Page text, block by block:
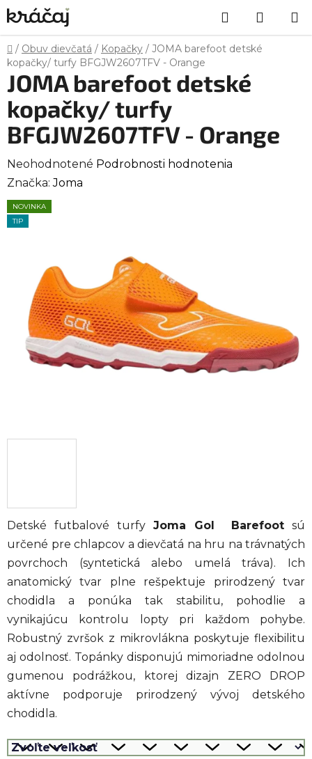
Prejsť
na
obsah
Hľadať
KOŠÍK
Domov
/ Obuv dievčatá / Kopačky / JOMA barefoot detské
kopačky/ turfy BFGJW2607TFV - Orange
Detské futbalové turfy Joma Gol Barefoot sú
určené pre chlapcov a dievčatá na hru na trávnatých
povrchoch (syntetická alebo umelá tráva). Ich
anatomický tvar plne rešpektuje prirodzený tvar
chodidla a ponúka tak stabilitu, pohodlie a
vynikajúcu kontrolu lopty pri každom pohybe.
Robustný zvršok z mikrovlákna poskytuje flexibilitu
aj odolnosť. Topánky disponujú mimoriadne odolnou
gumenou podrážkou, ktorej dizajn ZERO DROP
aktívne podporuje prirodzený vývoj detského
chodidla.
JOMA barefoot detské
kopačky/ turfy
BFGJW2607TFV - Orange
Priemerné
hodnotenie
produktu
je
hviezdičiek.
Neohodnotené Podrobnosti hodnotenia
Značka:Joma
NOVINKA
TIP